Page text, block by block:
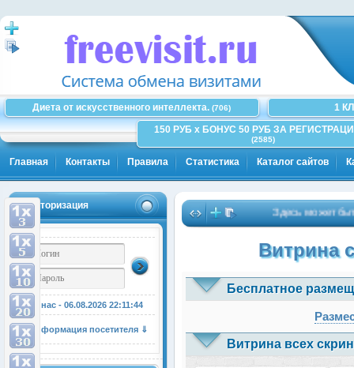
Диета от искусственного интеллекта. (706)
1
150 РУБ x БОНУС 50 РУБ ЗА
(2585)
Главная Контакты Правила Статистика Каталог сайтов
Авторизация
У нас - 06.08.202622:11:44
Информация посетителя ⇓
Здесь может быть
Витрина
Бесплатное
Витрина всех